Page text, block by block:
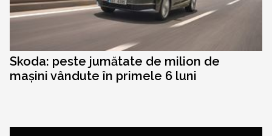
Skoda: peste jumătate de milion de
mașini vândute în primele 6 luni